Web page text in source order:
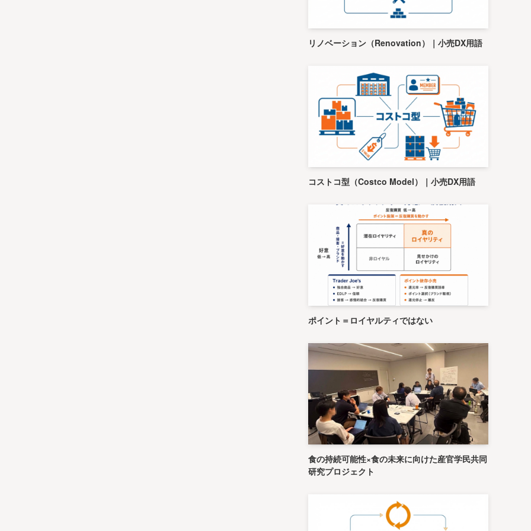
リノベーション（Renovation）｜小売DX用語
コストコ型（Costco Model）｜小売DX用語
ポイント＝ロイヤルティではない
食の持続可能性×食の未来に向けた産官学民共同
研究プロジェクト